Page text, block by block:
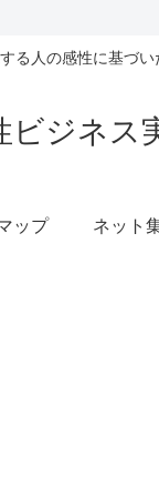
る人の感性に基づ
ビジネス
ップ